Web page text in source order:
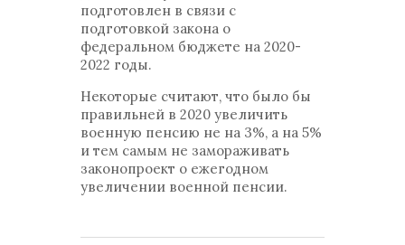
подготовлен в связи с
подготовкой закона о
федеральном бюджете на 2020-
2022 годы.
Некоторые считают, что было бы
правильней в 2020 увеличить
военную пенсию не на 3%, а на 5%
и тем самым не замораживать
законопроект о ежегодном
увеличении военной пенсии.